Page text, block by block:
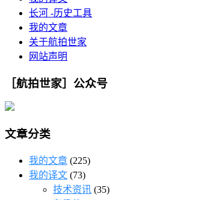
长河 -历史工具
我的文章
关于航拍世家
网站声明
［航拍世家］公众号
文章分类
我的文章 (225)
我的译文 (73)
技术资讯 (35)